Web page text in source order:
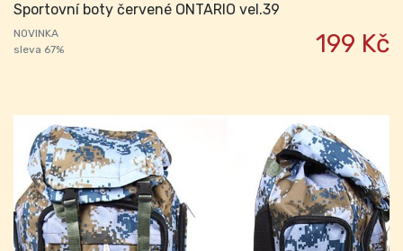
Sportovní boty červené ONTARIO vel.39
NOVINKA
sleva 67%
199 Kč